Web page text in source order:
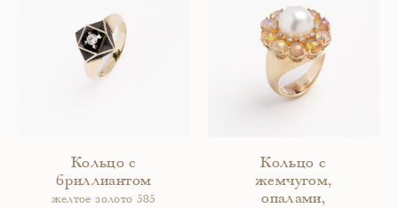
Кольцо с
бриллиантом
желтое золото 585
Кольцо с
жемчугом,
опалами,